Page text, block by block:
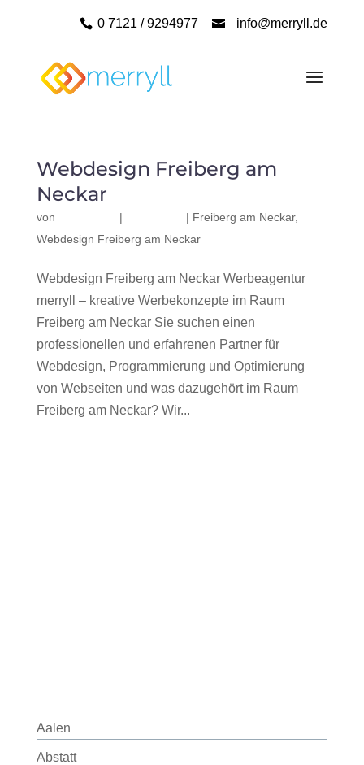
0 7121 / 9294977 info@merryll.de
Webdesign Freiberg am
Neckar
von | | Freiberg am Neckar,
Webdesign Freiberg am Neckar
Webdesign Freiberg am Neckar Werbeagentur
merryll – kreative Werbekonzepte im Raum
Freiberg am Neckar Sie suchen einen
professionellen und erfahrenen Partner für
Webdesign, Programmierung und Optimierung
von Webseiten und was dazugehört im Raum
Freiberg am Neckar? Wir...
Aalen
Abstatt